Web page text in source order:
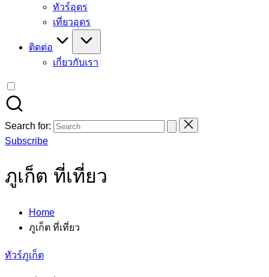
ทัวร์อุดร
เที่ยวอุดร
ติดต่อ
เกี่ยวกับเรา
Search for:
Subscribe
ภูเก็ต ที่เที่ยว
Home
ภูเก็ต ที่เที่ยว
ทัวร์ภูเก็ต